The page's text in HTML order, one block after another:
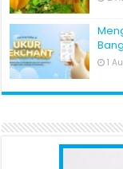
1